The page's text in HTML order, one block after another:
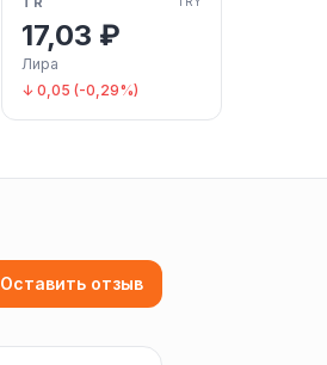
17,03 ₽
Лира
↓ 0,05 (-0,29%)
Оставить отзыв